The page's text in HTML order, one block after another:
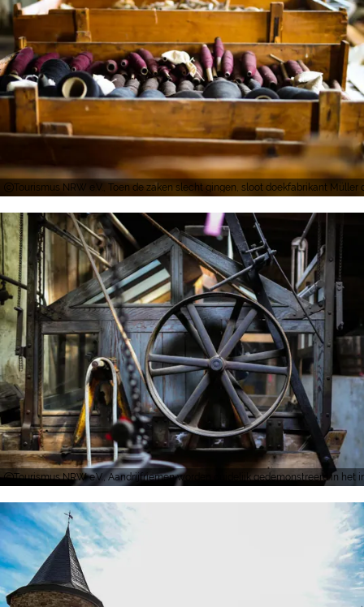
Tourismus NRW e.V., Toen de zaken slecht gingen, sloot doekfabrikant
Tourismus NRW e.V., Aandrijfriemen worden duidelijk gedemonstreerd in het